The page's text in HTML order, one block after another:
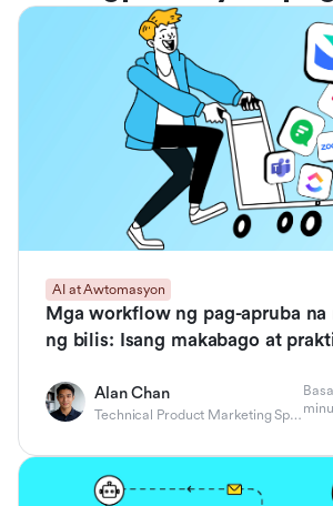
AI at Awtomasyon
Mga workflow ng pag-apruba na
ng bilis: Isang makabago at
Alan Chan
Technical Product Marketing Specialist